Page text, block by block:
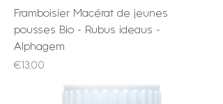
Framboisier Macérat de jeunes
pousses Bio - Rubus ideaus -
Alphagem
Price
€13.00